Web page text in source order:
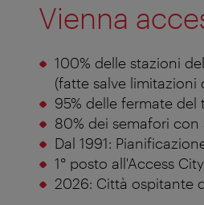
Vienna
100% delle stazioni
(fatte salve
95% delle fermate
80% dei semafori
Dal 1991:
1° posto all'Access
2026: Città ospitante